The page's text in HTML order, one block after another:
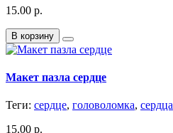
15.00 р.
В корзину
Макет пазла сердце
Теги: сердце, головоломка, сердца
15.00 р.